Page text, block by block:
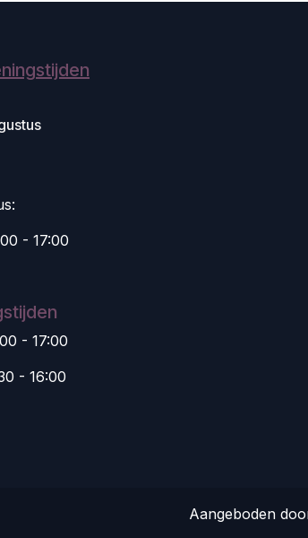
- 17:00
- 17:00
- 16:00
Aangeboden